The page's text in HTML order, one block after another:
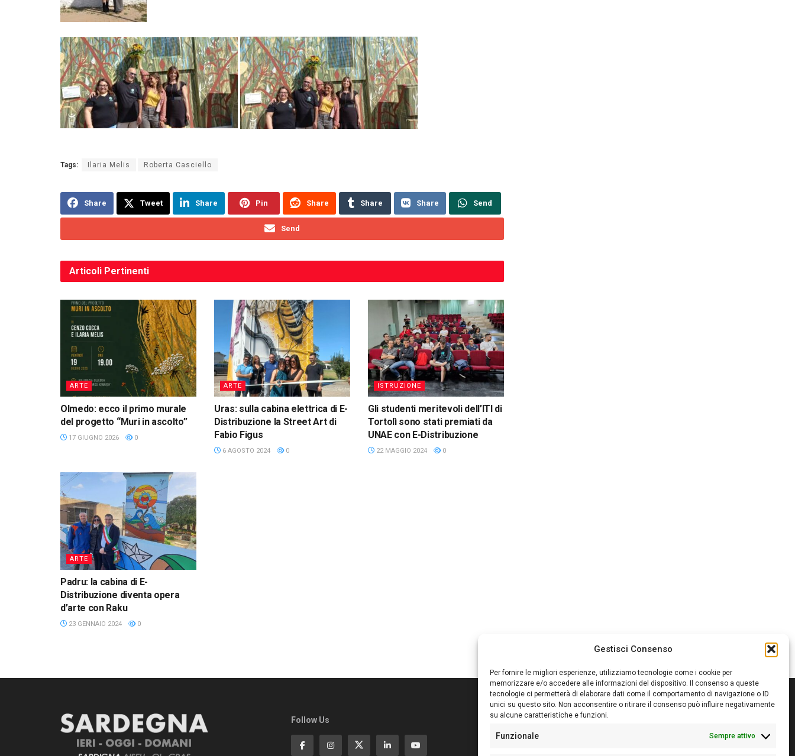
Gestisci Consenso
Per fornire le migliori esperienze, utilizziamo tecnologie come i cookie per
memorizzare e/o accedere alle informazioni del dispositivo. Il consenso a queste
tecnologie ci permetterà di elaborare dati come il comportamento di navigazione o ID
unici su questo sito. Non acconsentire o ritirare il consenso può influire negativamente
su alcune caratteristiche e funzioni.
Funzionale Sempre attivo
Tags: Ilaria Melis Roberta Casciello
Share Tweet Share Pin Share Share Share Send
Send
Articoli Pertinenti
ARTE
Olmedo: ecco il primo murale
del progetto “Muri in ascolto”
17 GIUGNO 2026 0
ARTE
Uras: sulla cabina elettrica di E-
Distribuzione la Street Art di
Fabio Figus
6 AGOSTO 2024 0
ISTRUZIONE
Gli studenti meritevoli dell’ITI di
Tortolì sono stati premiati da
UNAE con E-Distribuzione
22 MAGGIO 2024 0
ARTE
Padru: la cabina di E-
Distribuzione diventa opera
d’arte con Raku
23 GENNAIO 2024 0
Follow Us Editore:Giampaolo Cirronis Ditta individuale
Sede: